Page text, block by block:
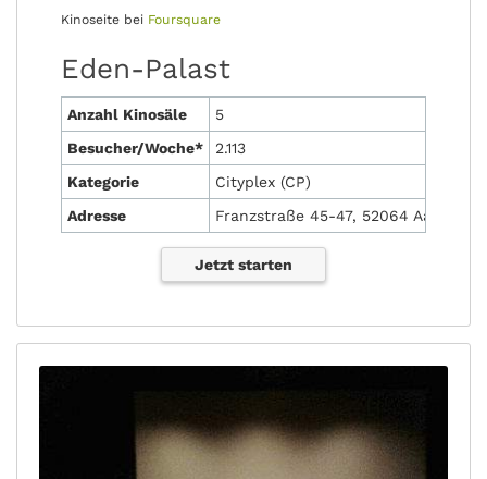
Kinoseite bei Foursquare
Eden-Palast
Anzahl Kinosäle
5
Besucher/Woche*
2.113
Kategorie
Cityplex (CP)
Adresse
Franzstraße 45-47, 52064 Aachen
Jetzt starten